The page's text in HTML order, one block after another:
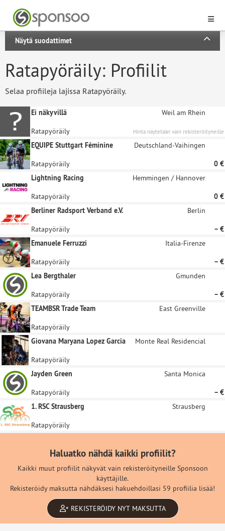
Näytä suodattimet
Ratapyöräily: Profiilit
Selaa profiileja lajissa Ratapyöräily.
Ei näkyvillä Weil am Rhein
Ratapyöräily
Hinta näytetään vain rekisteröityneille
EQUIPE Stuttgart Féminine Deutschland-Vaihingen
Ratapyöräily
0 €
Lightning Racing
Hemmingen / Hannover
Ratapyöräily
0 €
Berliner Radsport Verband e.V.
Berlin
Ratapyöräily
– €
Emanuele Ferruzzi
Italia-Firenze
Ratapyöräily
– €
Lea Bergthaler
Gmunden
Ratapyöräily
– €
TEAMBSR Trade Team
East Greenville
Ratapyöräily
Giovana Maryana Lopez Garcia
Monte Real Residencial
Ratapyöräily
Jayden Green
Santa Monica
Ratapyöräily
– €
1. RSC Strausberg
Strausberg
Ratapyöräily
Haluatko nähdä kaikki profiilit?
Kaikki muut profiilit näkyvät vain rekisteröityneille Sponsoon
käyttäjille.
Rekisteröidy maksutta nähdäksesi hakuehdoillasi 59 profiilia lisää!
REKISTERÖIDY NYT MAKSUTTA